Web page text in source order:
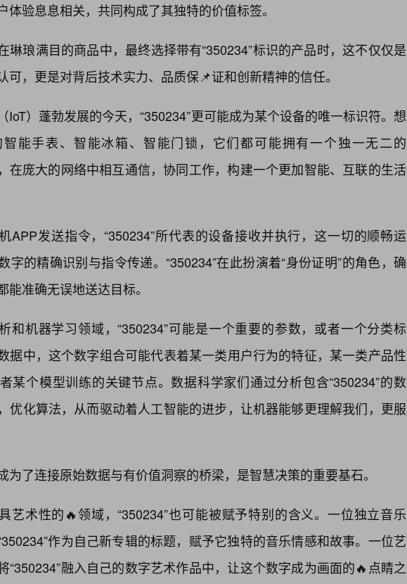
体验息息相关，共同构成了其独特的价值标签。
琳琅满目的商品中，最终选择带有“350234”标识的产品时，这不仅仅是
可，更是对背后技术实力、品质保📌证和创新精神的信任。
IoT）蓬勃发展的今天，“350234”更可能成为某个设备的唯一标识符。想
能手表、智能冰箱、智能门锁，它们都可能拥有一个独一无二的
在庞大的网络中相互通信，协同工作，构建一个更加智能、互联的生活
APP发送指令，“350234”所代表的设备接收并执行，这一切的顺畅运
字的精确识别与指令传递。“350234”在此扮演着“身份证明”的角色，确
能准确无误地送达目标。
和机器学习领域，“350234”可能是一个重要的参数，或者一个分类标
据中，这个数字组合可能代表着某一类用户行为的特征，某一类产品性
某个模型训练的关键节点。数据科学家们通过分析包含“350234”的数
优化算法，从而驱动着人工智能的进步，让机器能够更理解我们，更服
为了连接原始数据与有价值洞察的桥梁，是智慧决策的重要基石。
艺术性的🔥领域，“350234”也可能被赋予特别的含义。一位独立音乐
作为自己新专辑的标题，赋予它独特的音乐情感和故事。一位艺
“350234”融入自己的数字艺术作品中，让这个数字成为画面的🔥点睛之